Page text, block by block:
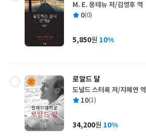
글
쓴
M. E. 몽테뉴 저/김영후 역
출
사
평 0(0)
가
5,850원 10%
로알드 달
글
쓴
도널드 스터록 저/지혜연 역
출
사
평 10(1)
가
34,200원 10%